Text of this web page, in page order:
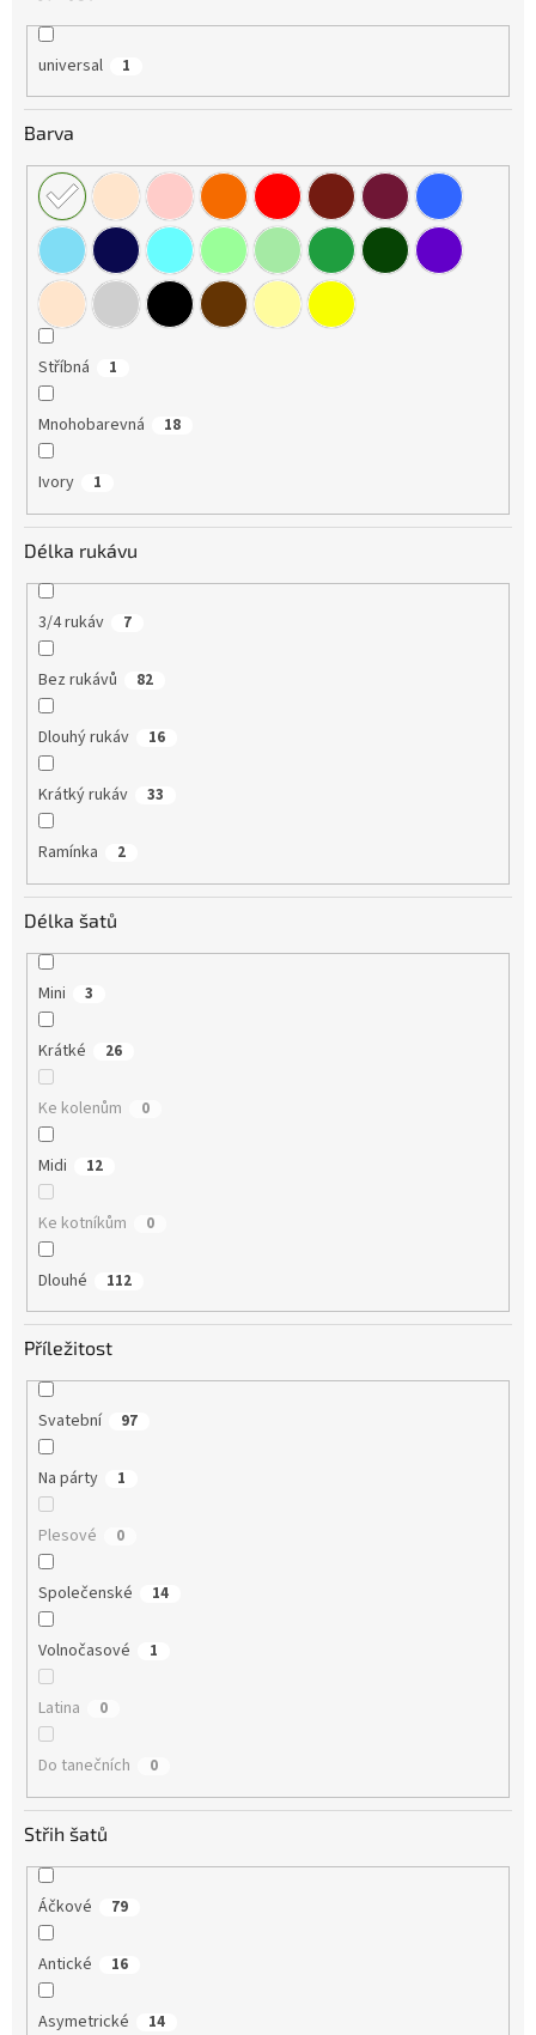
universal 1
Barva
Stříbná 1
Mnohobarevná 18
Ivory 1
Délka rukávu
3/4 rukáv 7
Bez rukávů 82
Dlouhý rukáv 16
Krátký rukáv 33
Ramínka 2
Délka šatů
Mini 3
Krátké 26
Ke kolenům 0
Midi 12
Ke kotníkům 0
Dlouhé 112
Příležitost
Svatební 97
Na párty 1
Plesové 0
Společenské 14
Volnočasové 1
Latina 0
Do tanečních 0
Střih šatů
Áčkové 79
Antické 16
Asymetrické 14